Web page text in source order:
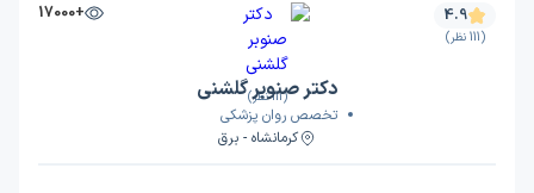
(111 نظر)
+17000 4.9
(111 نظر)
دکتر صنوبر گلشنی
تخصص روان پزشکی
کرمانشاه - برق